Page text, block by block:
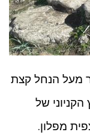
מעל הנחל קצת
של
מפלון.